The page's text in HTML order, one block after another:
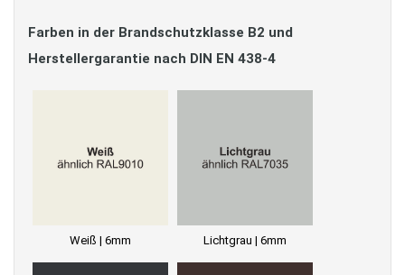
Farben in der Brandschutzklasse B2 und
Herstellergarantie nach DIN EN 438-4
Weiß | 6mm Lichtgrau | 6mm